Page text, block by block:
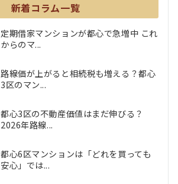
新着コラム一覧
定期借家マンションが都心で急増中 これ
からのマ...
路線価が上がると相続税も増える？都心
3区のマン...
都心3区の不動産価値はまだ伸びる？
2026年路線...
都心6区マンションは「どれを買っても
安心」では...